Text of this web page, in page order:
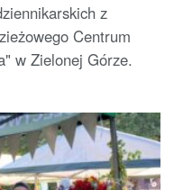
z
Centrum
w Zielonej Górze.